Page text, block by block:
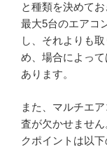
と種類を決めて
最大5台のエアコ
し、それよりも
め、場合によっ
あります。
また、マルチエ
査が欠かせませ
クポイントは以下